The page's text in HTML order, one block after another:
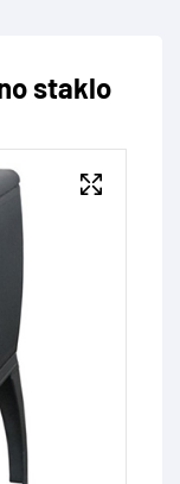
staklo